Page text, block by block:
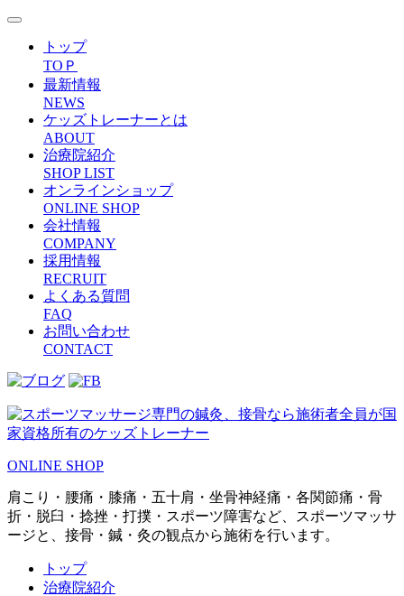
トップ
TOＰ
最新情報
NEWS
ケッズトレーナーとは
ABOUT
治療院紹介
SHOP LIST
オンラインショップ
ONLINE SHOP
会社情報
COMPANY
採用情報
RECRUIT
よくある質問
FAQ
お問い合わせ
CONTACT
ONLINE SHOP
肩こり・腰痛・膝痛・五十肩・坐骨神経痛・各関節痛・骨
折・脱臼・捻挫・打撲・スポーツ障害など、スポーツマッサ
ージと、接骨・鍼・灸の観点から施術を行います。
トップ
治療院紹介